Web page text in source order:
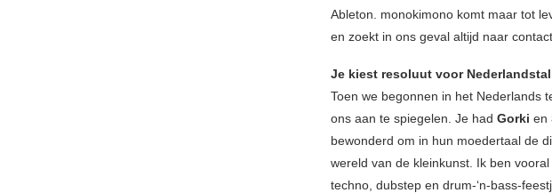
Ableton. monokimono komt maar tot
en zoekt in ons geval altijd naar
Je kiest resoluut voor
Toen we begonnen in het Nederlands
ons aan te spiegelen. Je had Gorki en
bewonderd om in hun moedertaal de
wereld van de kleinkunst. Ik ben
techno, dubstep en drum-‘n-bass-